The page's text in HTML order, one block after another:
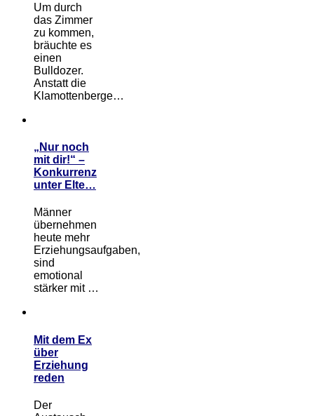
Um durch
das Zimmer
zu kommen,
bräuchte es
einen
Bulldozer.
Anstatt die
Klamottenberge…
„Nur noch
mit dir!“ –
Konkurrenz
unter Elte…
Männer
übernehmen
heute mehr
Erziehungsaufgaben,
sind
emotional
stärker mit …
Mit dem Ex
über
Erziehung
reden
Der